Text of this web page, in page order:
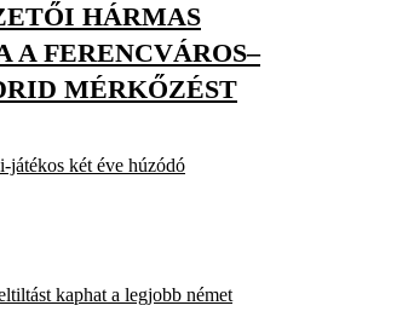
HÁRMAS
A FERENCVÁROS–
MÉRKŐZÉST
játékos két éve húzódó
kaphat a legjobb német